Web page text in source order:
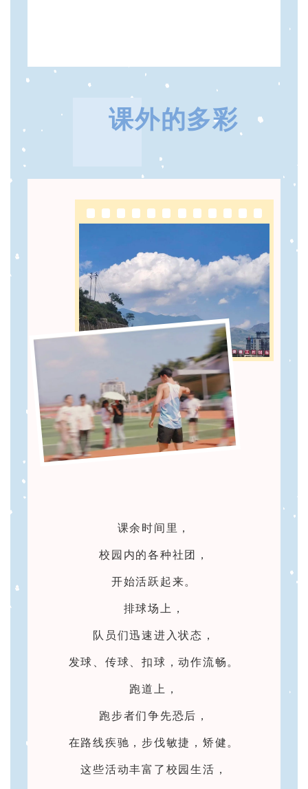
课外的多彩
课余时间里，
校园内的各种社团，
开始活跃起来。
排球场上，
队员们迅速进入状态，
发球、传球、扣球，动作流畅。
跑道上，
跑步者们争先恐后，
在路线疾驰，步伐敏捷，矫健。
这些活动丰富了校园生活，